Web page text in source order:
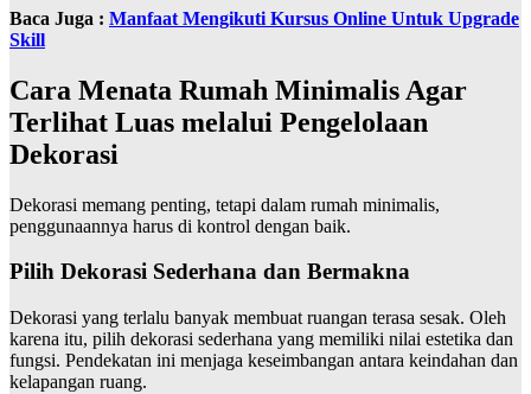
Baca Juga : Manfaat Mengikuti Kursus Online Untuk Upgrade
Skill
Cara Menata Rumah Minimalis Agar
Terlihat Luas melalui Pengelolaan
Dekorasi
Dekorasi memang penting, tetapi dalam rumah minimalis,
penggunaannya harus di kontrol dengan baik.
Pilih Dekorasi Sederhana dan Bermakna
Dekorasi yang terlalu banyak membuat ruangan terasa sesak. Oleh
karena itu, pilih dekorasi sederhana yang memiliki nilai estetika dan
fungsi. Pendekatan ini menjaga keseimbangan antara keindahan dan
kelapangan ruang.